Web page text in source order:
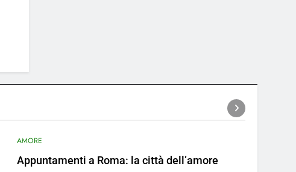
AMORE
Appuntamenti a Roma: la città dell’amore